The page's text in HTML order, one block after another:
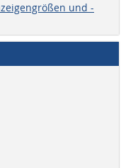
und -